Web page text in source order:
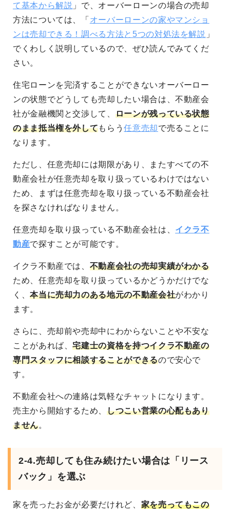
て基本から解説 」で、オーバーローンの場合の売却
方法については、「 オーバーローンの家やマンショ
ンは売却できる！調べる方法と5つの対処法を解説 」
でくわしく説明しているので、ぜひ読んでみてくだ
さい。
住宅ローンを完済することができないオーバーロー
ンの状態でどうしても売却したい場合は、不動産会
社が金融機関と交渉して、 ローンが残っている状態
のまま抵当権を外してもらう任意売却で売ることに
なります。
ただし、任意売却には期限があり、またすべての不
動産会社が任意売却を取り扱っているわけではない
ため、まずは任意売却を取り扱っている不動産会社
を探さなければなりません。
任意売却を取り扱っている不動産会社は、 イクラ不
動産で探すことが可能です。
イクラ不動産では、 不動産会社の売却実績がわかる
ため、任意売却を取り扱っているかどうかだけでな
く、本当に売却力のある地元の不動産会社がわかり
ます。
さらに、売却前や売却中にわからないことや不安な
ことがあれば、宅建士の資格を持つイクラ不動産の
専門スタッフに相談することができるので安心で
す。
不動産会社への連絡は気軽なチャットになります。
売主から開始するため、しつこい営業の心配もあり
ません。
2-4.売却しても住み続けたい場合は「リース
バック」を選ぶ
家を売ったお金が必要だけれど、 家を売ってもこの